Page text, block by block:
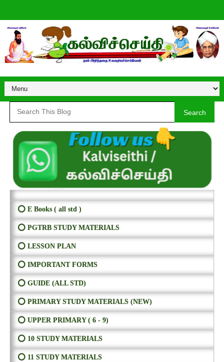
Search
⭕ E Books ( all std )
⭕ PGTRB STUDY MATERIALS
⭕ LESSON PLAN
⭕ IMPORTANT FORMS
⭕ GUIDE (ALL STD)
⭕ PRIMARY STUDY MATERIALS (NEW)
⭕ UPPER PRIMARY ( 6 - 9)
⭕ 10 STUDY MATERIALS
⭕ 11 STUDY MATERIALS